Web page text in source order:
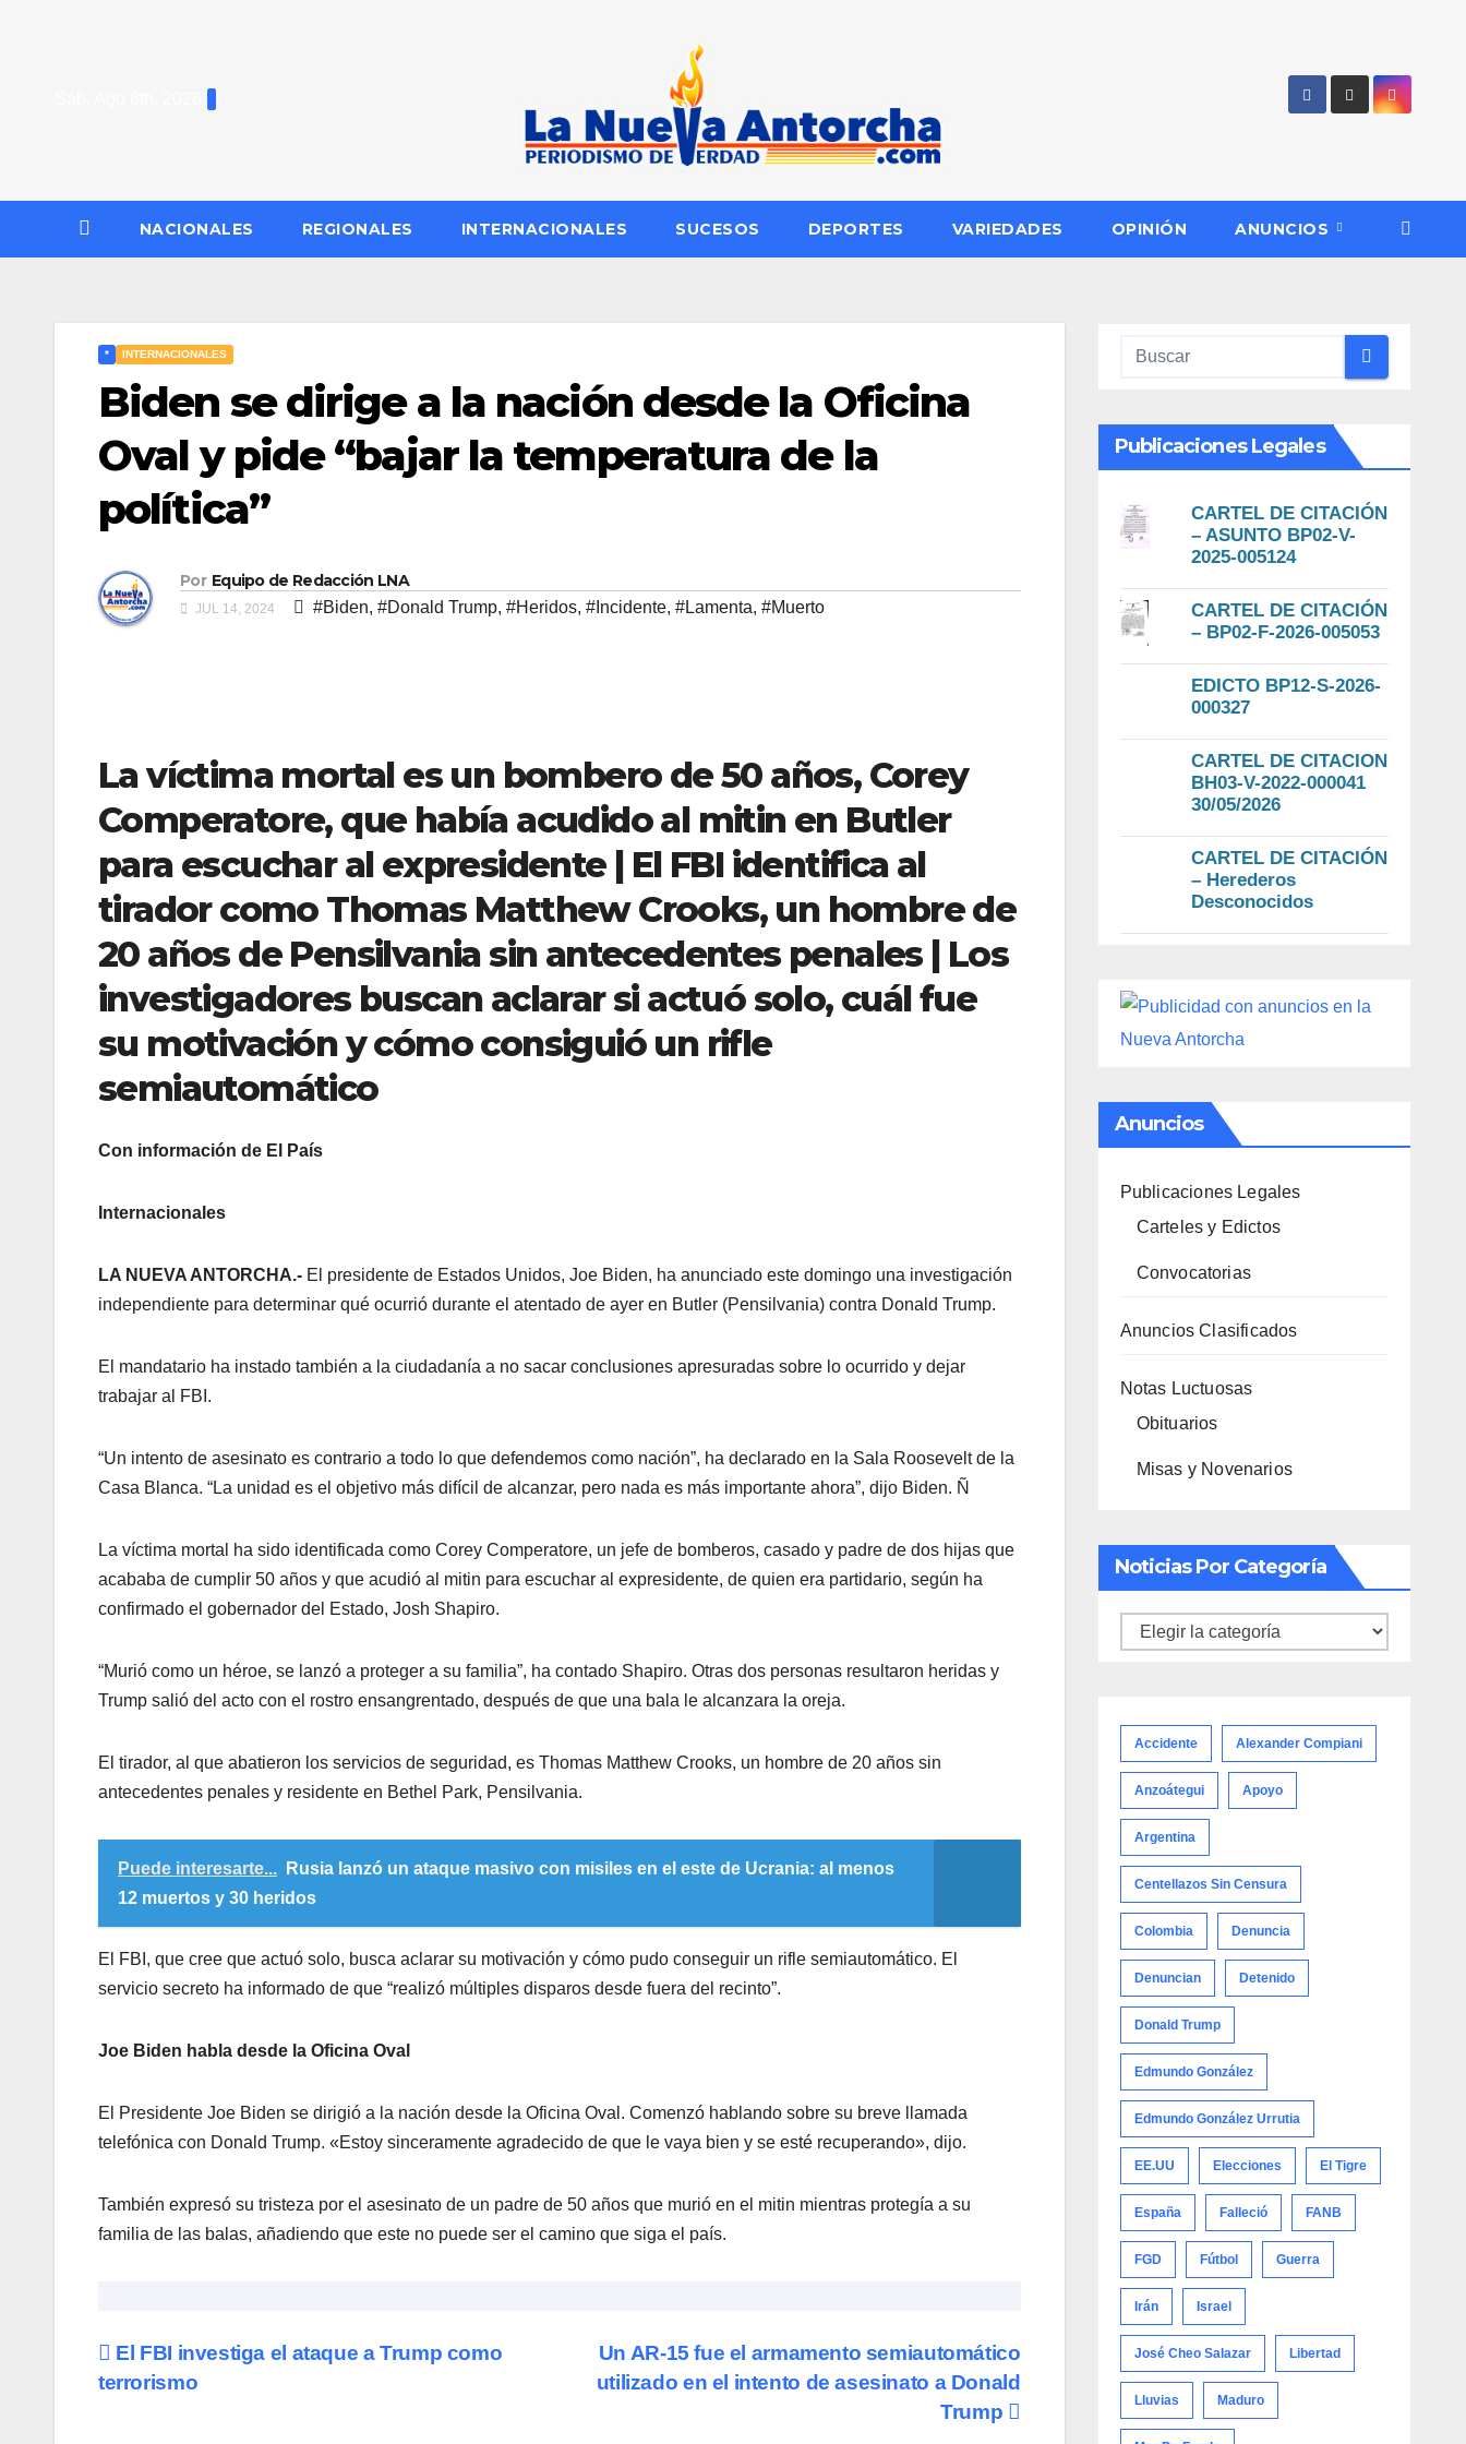
NACIONALES REGIONALES INTERNACIONALES SUCESOS DEPORTES VARIEDADES OPINIÓN ANUNCIOS
* INTERNACIONALES
Biden se dirige a la nación desde la Oficina
Oval y pide “bajar la temperatura de la
política”
Por Equipo de Redacción LNA
JUL 14, 2024 #Biden, #Donald Trump, #Heridos, #Incidente, #Lamenta, #Muerto
La víctima mortal es un bombero de 50 años, Corey
Comperatore, que había acudido al mitin en Butler
para escuchar al expresidente | El FBI identifica al
tirador como Thomas Matthew Crooks, un hombre de
20 años de Pensilvania sin antecedentes penales | Los
investigadores buscan aclarar si actuó solo, cuál fue
su motivación y cómo consiguió un rifle
semiautomático
Con información de El País
Internacionales
LA NUEVA ANTORCHA.- El presidente de Estados Unidos, Joe Biden, ha anunciado este domingo una investigación
independiente para determinar qué ocurrió durante el atentado de ayer en Butler (Pensilvania) contra Donald Trump.
El mandatario ha instado también a la ciudadanía a no sacar conclusiones apresuradas sobre lo ocurrido y dejar
trabajar al FBI.
“Un intento de asesinato es contrario a todo lo que defendemos como nación”, ha declarado en la Sala Roosevelt de la
Casa Blanca. “La unidad es el objetivo más difícil de alcanzar, pero nada es más importante ahora”, dijo Biden. Ñ
La víctima mortal ha sido identificada como Corey Comperatore, un jefe de bomberos, casado y padre de dos hijas que
acababa de cumplir 50 años y que acudió al mitin para escuchar al expresidente, de quien era partidario, según ha
confirmado el gobernador del Estado, Josh Shapiro.
“Murió como un héroe, se lanzó a proteger a su familia”, ha contado Shapiro. Otras dos personas resultaron heridas y
Trump salió del acto con el rostro ensangrentado, después de que una bala le alcanzara la oreja.
El tirador, al que abatieron los servicios de seguridad, es Thomas Matthew Crooks, un hombre de 20 años sin
antecedentes penales y residente en Bethel Park, Pensilvania.
Puede interesarte...
Rusia lanzó un ataque masivo con misiles en el este de Ucrania: al menos
12 muertos y 30 heridos
El FBI, que cree que actuó solo, busca aclarar su motivación y cómo pudo conseguir un rifle semiautomático. El
servicio secreto ha informado de que “realizó múltiples disparos desde fuera del recinto”.
Joe Biden habla desde la Oficina Oval
El Presidente Joe Biden se dirigió a la nación desde la Oficina Oval. Comenzó hablando sobre su breve llamada
telefónica con Donald Trump. «Estoy sinceramente agradecido de que le vaya bien y se esté recuperando», dijo.
También expresó su tristeza por el asesinato de un padre de 50 años que murió en el mitin mientras protegía a su
familia de las balas, añadiendo que este no puede ser el camino que siga el país.
Navegación
Un AR-15 fue el armamento semiautomático
utilizado en el intento de asesinato a Donald
Trump
El FBI investiga el ataque a Trump como
terrorismo
Publicaciones Legales
CARTEL DE CITACIÓN
– ASUNTO BP02-V-
2025-005124
CARTEL DE CITACIÓN
– BP02-F-2026-005053
EDICTO BP12-S-2026-
000327
CARTEL DE CITACION
BH03-V-2022-000041
30/05/2026
CARTEL DE CITACIÓN
– Herederos
Desconocidos
Anuncios
Publicaciones Legales
Carteles y Edictos
Convocatorias
Anuncios Clasificados
Notas Luctuosas
Obituarios
Misas y Novenarios
Noticias Por Categoría
Noticias
Accidente Alexander Compiani
Anzoátegui Apoyo
Argentina
Centellazos Sin Censura
Colombia Denuncia
Denuncian Detenido
Donald Trump
Edmundo González
Edmundo González Urrutia
EE.UU Elecciones El Tigre
España Falleció FANB
FGD Fútbol Guerra
Irán Israel
José Cheo Salazar Libertad
Lluvias Maduro